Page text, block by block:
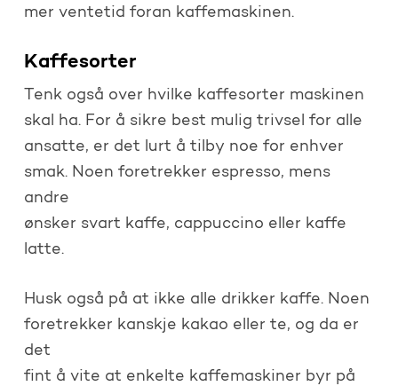
mer ventetid foran kaffemaskinen.
Kaffesorter
Tenk også over hvilke kaffesorter maskinen
skal ha. For å sikre best mulig trivsel for alle
ansatte, er det lurt å tilby noe for enhver
smak. Noen foretrekker espresso, mens
andre
ønsker svart kaffe, cappuccino eller kaffe
latte.
Husk også på at ikke alle drikker kaffe. Noen
foretrekker kanskje kakao eller te, og da er
det
fint å vite at enkelte kaffemaskiner byr på